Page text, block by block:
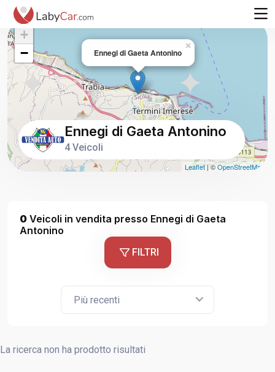
Ennegi di Gaeta Antonino
×
+
−
Leaflet | ©OpenStreetMap
Ennegi di Gaeta Antonino
4 Veicoli
0 Veicoli in vendita presso Ennegi di Gaeta
Antonino
FILTRI
Più recenti
La ricerca non ha prodotto risultati